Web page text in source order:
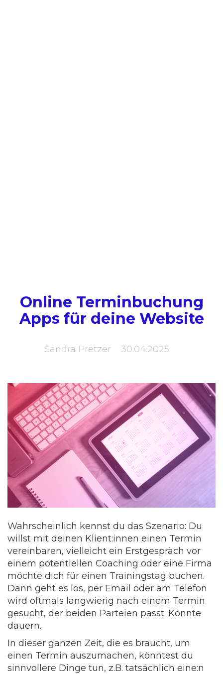
Online Terminbuchung
Apps für deine Website
Sandra Pretzer 30.04.2025
Wahrscheinlich kennst du das Szenario: Du
willst mit deinen Klient:innen einen Termin
vereinbaren, vielleicht ein Erstgespräch vor
einem potentiellen Coaching oder eine Firma
möchte dich für einen Trainingstag buchen.
Dann geht es los, per Email oder am Telefon
wird oftmals langwierig nach einem Termin
gesucht, der beiden Parteien passt. Könnte
dauern.
In dieser ganzen Zeit, die es braucht, um
einen Termin auszumachen, könntest du
sinnvollere Dinge tun, z.B. tatsächlich eine:n